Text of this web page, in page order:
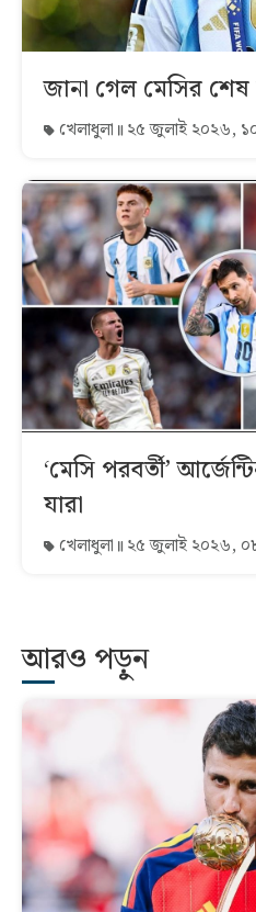
জানা গেল মেসির
খেলাধুলা ২৫ জুলাই ২০২৬,
‘মেসি পরবর্তী’
যারা
খেলাধুলা ২৫ জুলাই ২০২৬,
আরও পড়ুন